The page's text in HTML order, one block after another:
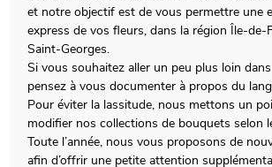
et notre objectif est de vous permettre une
express de vos fleurs, dans la région Île-de-
Saint-Georges.
Si vous souhaitez aller un peu plus loin
pensez à vous documenter à propos du
Pour éviter la lassitude, nous mettons un
modifier nos collections de bouquets selon
Toute l’année, nous vous proposons de
afin d’offrir une petite attention